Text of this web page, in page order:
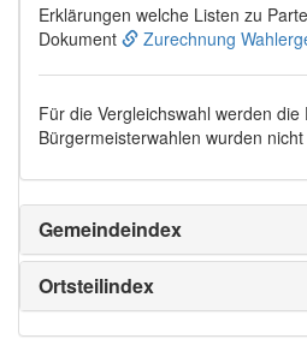
Erklärungen welche Listen zu
Dokument
Zurechnung
Für die Vergleichswahl werden
Bürgermeisterwahlen wurden
Gemeindeindex
Ortsteilindex